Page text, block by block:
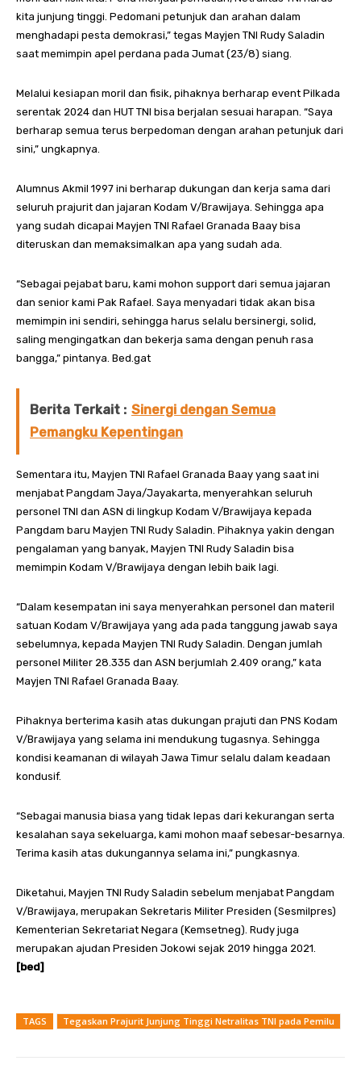
kita junjung tinggi. Pedomani petunjuk dan arahan dalam
menghadapi pesta demokrasi,” tegas Mayjen TNI Rudy Saladin
saat memimpin apel perdana pada Jumat (23/8) siang.
Melalui kesiapan moril dan fisik, pihaknya berharap event Pilkada
serentak 2024 dan HUT TNI bisa berjalan sesuai harapan. “Saya
berharap semua terus berpedoman dengan arahan petunjuk dari
sini,” ungkapnya.
Alumnus Akmil 1997 ini berharap dukungan dan kerja sama dari
seluruh prajurit dan jajaran Kodam V/Brawijaya. Sehingga apa
yang sudah dicapai Mayjen TNI Rafael Granada Baay bisa
diteruskan dan memaksimalkan apa yang sudah ada.
“Sebagai pejabat baru, kami mohon support dari semua jajaran
dan senior kami Pak Rafael. Saya menyadari tidak akan bisa
memimpin ini sendiri, sehingga harus selalu bersinergi, solid,
saling mengingatkan dan bekerja sama dengan penuh rasa
bangga,” pintanya. Bed.gat
Berita Terkait : Sinergi dengan Semua
Pemangku Kepentingan
Sementara itu, Mayjen TNI Rafael Granada Baay yang saat ini
menjabat Pangdam Jaya/Jayakarta, menyerahkan seluruh
personel TNI dan ASN di lingkup Kodam V/Brawijaya kepada
Pangdam baru Mayjen TNI Rudy Saladin. Pihaknya yakin dengan
pengalaman yang banyak, Mayjen TNI Rudy Saladin bisa
memimpin Kodam V/Brawijaya dengan lebih baik lagi.
“Dalam kesempatan ini saya menyerahkan personel dan materil
satuan Kodam V/Brawijaya yang ada pada tanggung jawab saya
sebelumnya, kepada Mayjen TNI Rudy Saladin. Dengan jumlah
personel Militer 28.335 dan ASN berjumlah 2.409 orang,” kata
Mayjen TNI Rafael Granada Baay.
Pihaknya berterima kasih atas dukungan prajuti dan PNS Kodam
V/Brawijaya yang selama ini mendukung tugasnya. Sehingga
kondisi keamanan di wilayah Jawa Timur selalu dalam keadaan
kondusif.
“Sebagai manusia biasa yang tidak lepas dari kekurangan serta
kesalahan saya sekeluarga, kami mohon maaf sebesar-besarnya.
Terima kasih atas dukungannya selama ini,” pungkasnya.
Diketahui, Mayjen TNI Rudy Saladin sebelum menjabat Pangdam
V/Brawijaya, merupakan Sekretaris Militer Presiden (Sesmilpres)
Kementerian Sekretariat Negara (Kemsetneg). Rudy juga
merupakan ajudan Presiden Jokowi sejak 2019 hingga 2021.
[bed]
TAGS Tegaskan Prajurit Junjung Tinggi Netralitas TNI pada Pemilu